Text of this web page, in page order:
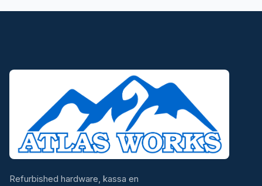
Refurbished hardware, kassa en